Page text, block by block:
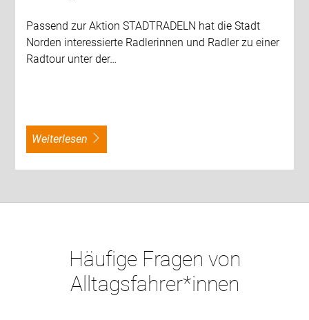
Passend zur Aktion STADTRADELN hat die Stadt
Norden interessierte Radlerinnen und Radler zu einer
Radtour unter der…
weiterlesen
Häufige Fragen von
Alltagsfahrer*innen